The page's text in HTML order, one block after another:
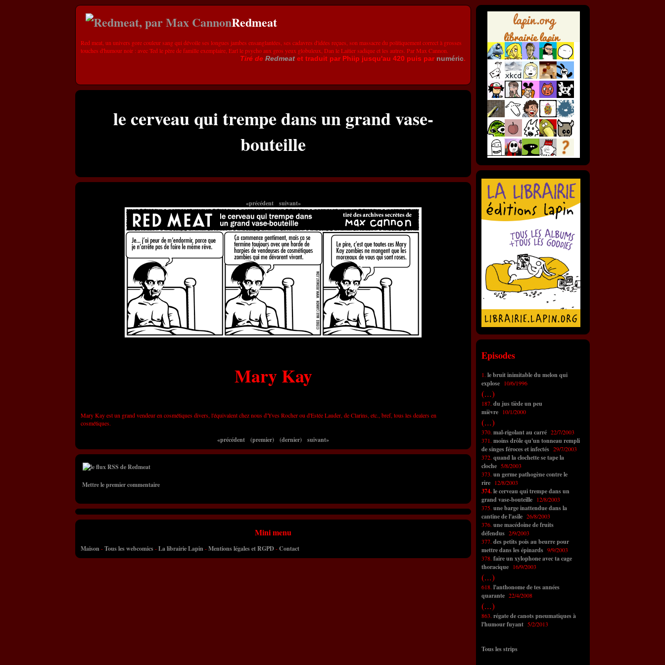
Redmeat
Red meat, un univers gore couleur sang qui dévoile ses longues jambes ensanglantées, ses cadavres d'idées reçues, son massacre du politiquement correct à grosses
touches d'humour noir : avec Ted le père de famille exemplaire, Earl le psycho aux gros yeux globuleux, Dan le Laitier sadique et les autres. Par Max Cannon.
Tiré de Redmeat et traduit par Phiip jusqu'au 420 puis par numéric.
le cerveau qui trempe dans un grand vase-
bouteille
«précédent suivant»
Mary Kay
Mary Kay est un grand vendeur en cosmétiques divers, l'équivalent chez nous d'Yves Rocher ou d'Estée Lauder, de Clarins, etc., bref, tous les dealers en
cosmétiques.
«précédent (premier) (dernier) suivant»
Mettre le premier commentaire
Mini menu
Maison-Tous les webcomics-La librairie Lapin-Mentions légales et RGPD-Contact
Episodes
1. le bruit inimitable du melon qui
explose 10/6/1996
(...)
187. du jus tiède un peu
mièvre 10/1/2000
(...)
370. mal-rigolant au carré 22/7/2003
371. moins drôle qu'un tonneau rempli
de singes féroces et infectés 29/7/2003
372. quand la clochette se tape la
cloche 5/8/2003
373. un germe pathogène contre le
rire 12/8/2003
374.le cerveau qui trempe dans un
grand vase-bouteille
12/8/2003
375. une barge inattendue dans la
cantine de l'asile 26/8/2003
376. une macédoine de fruits
défendus 2/9/2003
377. des petits pois au beurre pour
mettre dans les épinards 9/9/2003
378. faire un xylophone avec ta cage
thoracique 16/9/2003
(...)
618. l'anthonome de tes années
quarante 22/4/2008
(...)
863. régate de canots pneumatiques à
l'humour fuyant 5/2/2013
Tous les strips